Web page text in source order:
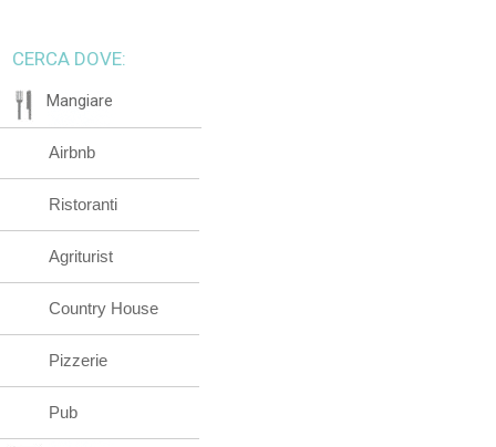
CERCA DOVE:
Mangiare
Airbnb
Ristoranti
Agriturist
Country House
Pizzerie
Pub